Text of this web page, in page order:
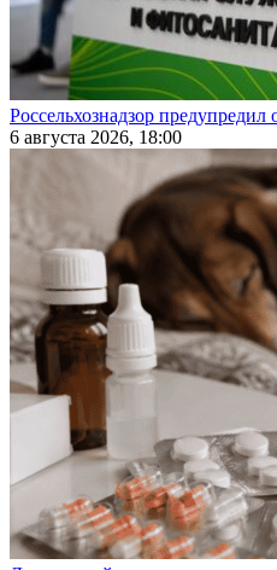
Россельхознадзор
6 августа 2026, 18:00